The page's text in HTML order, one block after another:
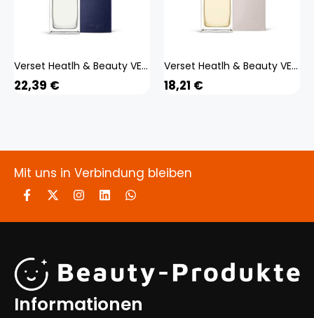
Verset Heatlh & Beauty VERSET Eau De Parfum Herrenparfüm Choice 50ml
22,39 €
Verset Heatlh & Beauty VERSET Eau De Parfum Damenparfüm Charm 50ml
18,21 €
Mit uns in Verbindung bleiben
Informationen